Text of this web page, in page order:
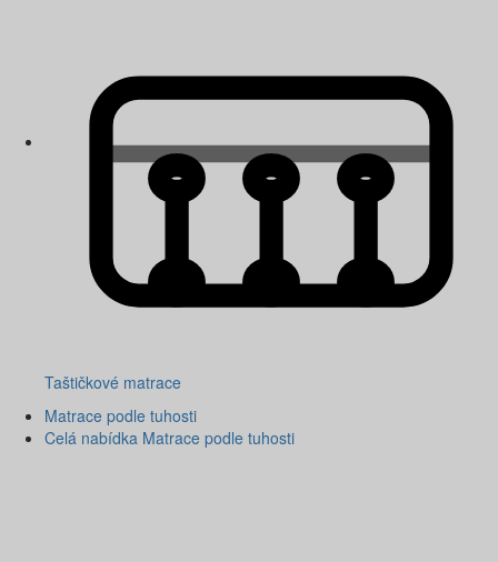
Taštičkové matrace
Matrace podle tuhosti
Celá nabídka Matrace podle tuhosti